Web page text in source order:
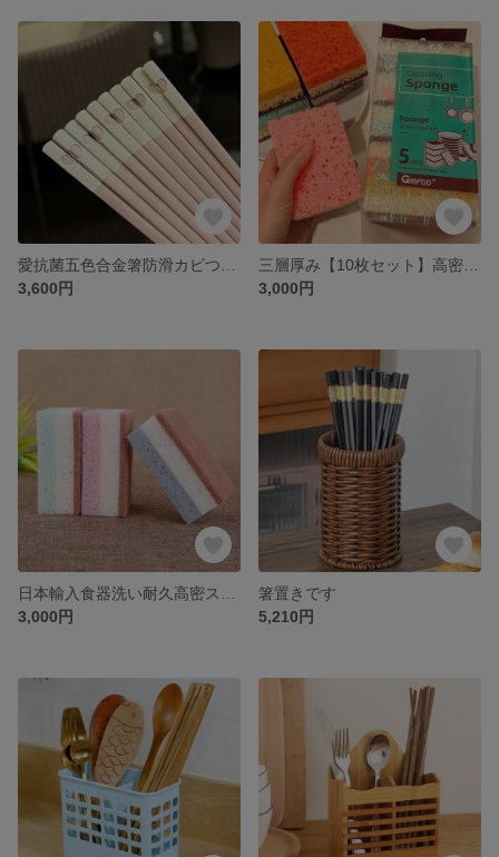
3,600円
3,000円
3,000円
箸置きです
5,210円